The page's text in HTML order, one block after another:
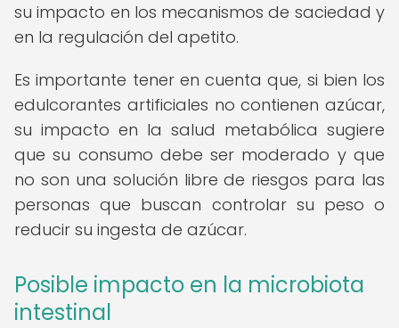
su impacto en los mecanismos de saciedad y
en la regulación del apetito.
Es importante tener en cuenta que, si bien los
edulcorantes artificiales no contienen azúcar,
su impacto en la salud metabólica sugiere
que su consumo debe ser moderado y que
no son una solución libre de riesgos para las
personas que buscan controlar su peso o
reducir su ingesta de azúcar.
Posible impacto en la microbiota
intestinal